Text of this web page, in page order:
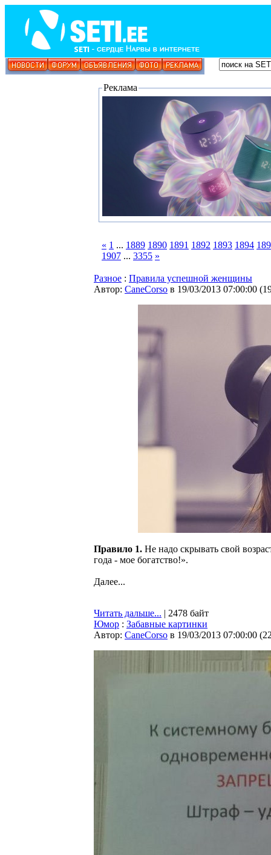
Реклама
« 1 ... 1889 1890 1891 1892 1893 1894
1907 ... 3355 »
Разное : Правила успешной женщины
Автор: CaneCorso в 19/03/2013 07:00:00 (
Правило 1. Не надо скрывать свой
года - мое богатство!».
Далее...
Читать дальше... | 2478 байт
Юмор : Забавные картинки
Автор: CaneCorso в 19/03/2013 07:00:00 (